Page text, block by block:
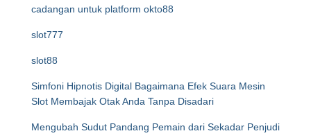
cadangan untuk platform okto88
slot777
slot88
Simfoni Hipnotis Digital Bagaimana Efek Suara Mesin
Slot Membajak Otak Anda Tanpa Disadari
Mengubah Sudut Pandang Pemain dari Sekadar Penjudi